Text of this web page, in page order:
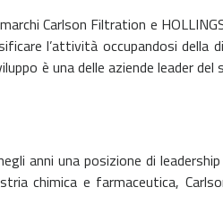
Carlson Filtration e
l’attività occupandosi della
è una delle aziende leader
anni una posizione di
chimica e farmaceutica,